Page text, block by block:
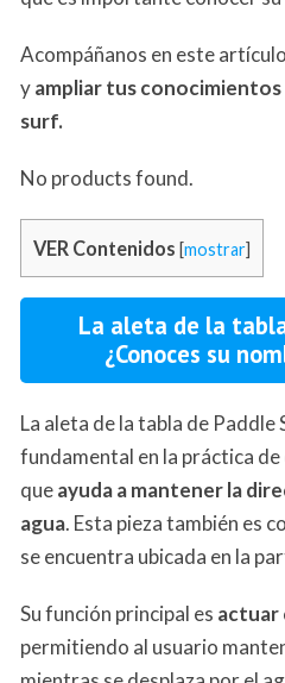
Acompáñanos en este
yampliar tus conocimientos
surf.
No products found.
VER Contenidos [mostrar]
La aleta de la
¿Conoces su
La aleta de la tabla de Paddle
fundamental en la práctica
queayuda a mantener la
agua. Esta pieza también es
se encuentra ubicada en la
Su función principal es actuar
permitiendo al usuario